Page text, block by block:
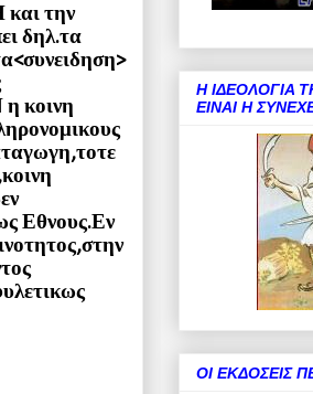
την
δηλ.τα
κοινη
Εθνους.Εν
Η ΙΔΕΟΛΟΓΙΑ
ΕΙΝΑΙ Η
ΟΙ ΕΚΔΟΣΕΙΣ